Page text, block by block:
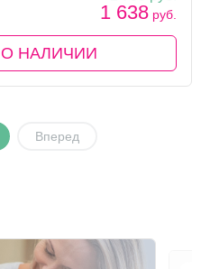
1 638 руб.
НАЛИЧИИ
Вперед